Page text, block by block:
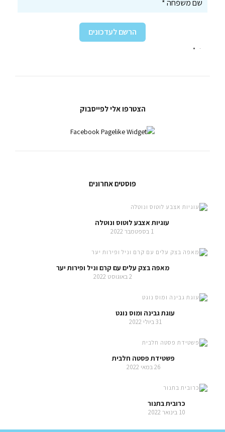
הצטרפו אלי לפייסבוק
פוסטים אחרונים
עוגיות אצבע לוטוס ונוטלה
1 בספטמבר 2022
מאפה בצק עלים עם קרם וניל ופירות יער
2 באוגוסט 2022
עוגת גבינה ומוס נוגט
31 ביולי 2022
פשטידת פסטה חלבית
26 במאי 2022
כרובית בתנור
10 בינואר 2022